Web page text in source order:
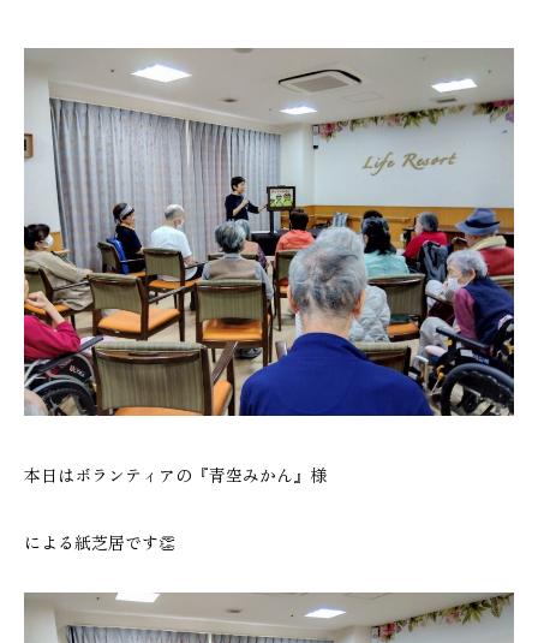
本日はボランティアの『青空みかん』様
による紙芝居です👏